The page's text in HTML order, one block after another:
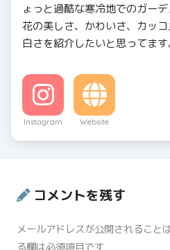
ょっと過酷な寒冷地でのガー
花の美しさ、かわいさ、カッ
白さを紹介したいと思ってます
Instagram Website
コメントを残す
メールアドレスが公開されること